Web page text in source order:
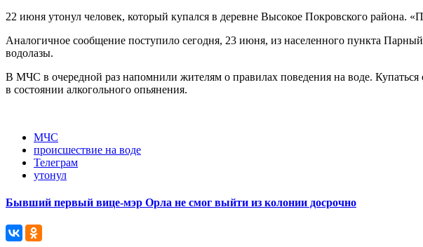
22 июня утонул человек, который купался в деревне Высокое Покровского района.
Аналогичное сообщение поступило сегодня, 23 июня, из населенного пункта
водолазы.
В МЧС в очередной раз напомнили жителям о правилах поведения на воде. Купаться
в состоянии алкогольного опьянения.
МЧС
происшествие на воде
Телеграм
утонул
Бывший первый вице-мэр Орла не смог выйти из колонии досрочно